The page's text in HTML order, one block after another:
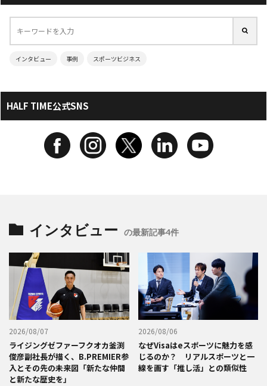
インタビュー 事例 スポーツビジネス
HALF TIME公式SNS
インタビュー の最新記事4件
2026/08/07
ライジングゼファーフクオカ釜渕
俊彦副社長が描く、B.PREMIER参
入とその先の未来図「新たな仲間
と新たな歴史を」
2026/08/06
なぜVisaはeスポーツに魅力を感
じるのか？ リアルスポーツと一
線を画す「推し活」との類似性